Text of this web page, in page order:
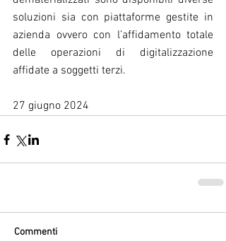
soluzioni sia con piattaforme gestite in
azienda ovvero con l’affidamento totale
delle operazioni di digitalizzazione
affidate a soggetti terzi.
27 giugno 2024
Commenti